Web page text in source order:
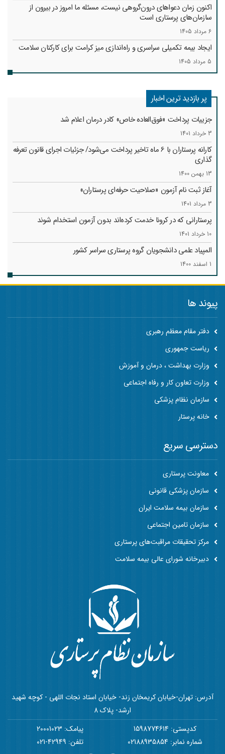
اکنون زمان دعواهای درون‌گروهی نیست، مسئله ما امروز در بیرون از
سازمان‌های پرستاری است
6 مرداد 1405
ایجاد بیمه تکمیلی سراسری و راه‌اندازی میز کرامت برای کارکنان سلامت
5 مرداد 1405
پر بازدید ترین اخبار
جزییات پرداخت «فوق‌العاده خاص» کادر درمان اعلام شد
3 خرداد 1401
کارانه‌ پرستاران با 6 ماه تاخیر پرداخت می‌شود/ جزئیات اجرای قانون تعرفه
گذاری
13 بهمن 1400
آغاز ثبت نام آزمون «صلاحیت حرفه‌ای پرستاران»
3 مرداد 1401
پرستارانی که در کرونا خدمت کرد‌ه‌اند بدون آزمون استخدام شوند
10 خرداد 1401
المپیاد علمی دانشجویان گروه پرستاری سراسر کشور
1 اسفند 1400
پیوند ها
دفتر مقام معظم رهبری
ریاست جمهوری
وزارت بهداشت ، درمان و آموزش
وزارت تعاون کار و رفاه اجتماعی
سازمان نظام پزشکی
خانه پرستار
آدرس: تهران-خیابان کریمخان زند- خیابان استاد نجات اللهی - کوچه شهید
ارشد- پلاک 8
کدپستی: 1598774614
پیامک: 20001023
شماره نمابر: 02188935854
تلفن: 42949-021
دسترسی سریع
معاونت پرستاری
سازمان پزشکی قانونی
سازمان بیمه سلامت ایران
سازمان تامین اجتماعی
مرکز تحقیقات مراقبت‌های پرستاری
دبیرخانه شورای عالی بیمه سلامت